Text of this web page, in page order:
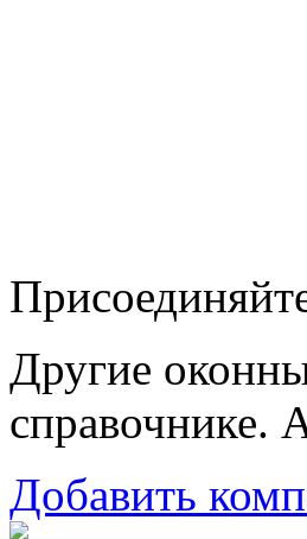
Другие
справочнике.
Добавить